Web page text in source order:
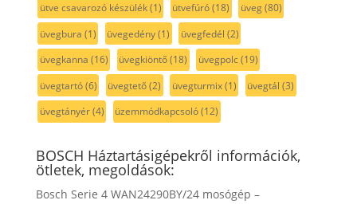
ütve csavarozó készülék(1) ütvefúró(18) üveg(80)
üvegbura (1) üvegedény(1) üvegfedél (2)
üvegkanna (16) üvegkiöntő(18) üvegpolc(19)
üvegtartó(6) üvegtető(2) üvegturmix(1) üvegtál (3)
üvegtányér(4) üzemmódkapcsoló(12)
BOSCH Háztartásigépekről információk,
ötletek, megoldások:
Bosch Serie 4 WAN24290BY/24 mosógép –